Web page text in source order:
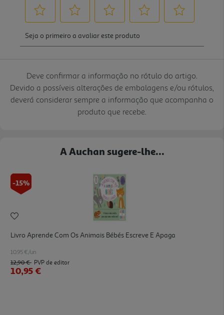
Deve confirmar a informação no rótulo do artigo.
Devido a possíveis alterações de embalagens e/ou rótulos,
deverá considerar sempre a informação que acompanha o
produto que recebe.
A Auchan sugere-lhe...
-15%
Livro Aprende Com Os Animais Bébés Escreve E Apaga
10.95 €/un
12,90 € PVP de editor
10,95 €